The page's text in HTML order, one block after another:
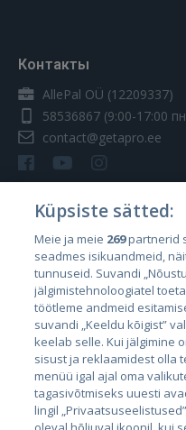
Контакты
AllePal OÜ (12209337)
58536867 (9:00-17:00
contact@getapro.ee
Страны
Эстония
Латвия
Литва
Küpsiste sätted:
Meie ja meie 269partnerid
seadmes isikuandmeid,
tunnuseid. Suvandi
jälgimistehnoloogiatel
töötleme andmeid
suvandi „Keeldu kõigist”
keelab selle. Kui jälgimine
sisust ja reklaamidest olla
menüü igal ajal oma
tagasivõtmiseks uuesti
lingil